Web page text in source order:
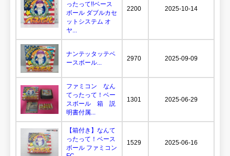
ったって!!ベース
ボール ダブルカセ
ットシステム オ
ヤ...
2200 2025-10-14
ナンテッタッテベ
ースボール...
2970 2025-09-09
ファミコン なん
てったって！ベー
スボール 箱 説
明書付属...
1301 2025-06-29
【箱付き】なんて
ったって！ベース
ボール ファミコン
1529 2025-06-16